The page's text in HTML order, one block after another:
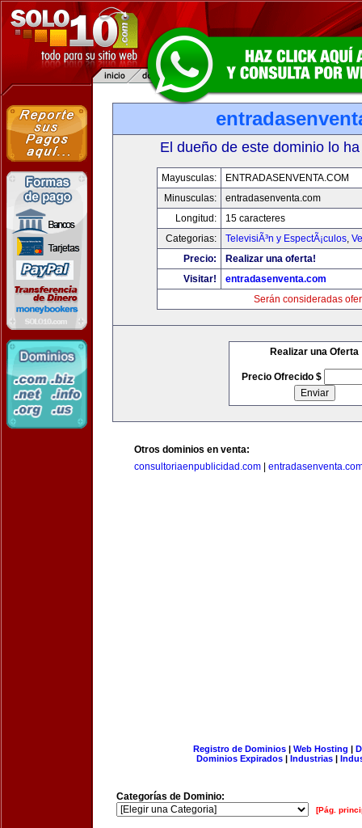
El dueño de este dominio lo
Mayusculas:
ENTRADASENVENTA.COM
Minusculas:
entradasenventa.com
Longitud:
15 caracteres
Categorias:
TelevisiÃ³n y EspectÃ¡culos,
Precio:
Realizar una oferta!
Visitar!
entradasenventa.com
Serán consideradas
Realizar una Oferta
Precio Ofrecido $
Otros dominios en venta:
consultoriaenpublicidad.com
Registro de Dominios| Web Hosting |
Dominios Expirados | Industrias |
Categorías de Dominio:
[Pág.